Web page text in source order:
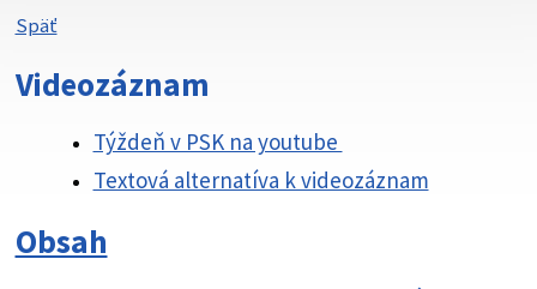
Späť
Videozáznam
Týždeň v PSK na youtube
Textová alternatíva k videozáznam
Obsah